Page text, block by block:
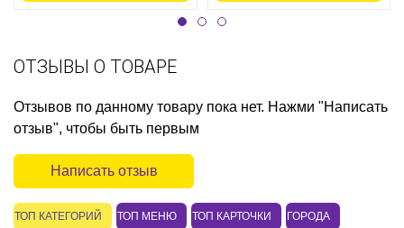
ОТЗЫВЫ О ТОВАРЕ
Отзывов по данному товару пока нет. Нажми "Написать
отзыв", чтобы быть первым
Написать отзыв
ТОП КАТЕГОРИЙ ТОП МЕНЮ ТОП КАРТОЧКИ ГОРОДА